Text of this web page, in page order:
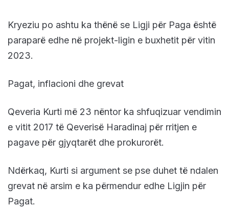
Kryeziu po ashtu ka thënë se Ligji për Paga është
paraparë edhe në projekt-ligin e buxhetit për vitin
2023.
Pagat, inflacioni dhe grevat
Qeveria Kurti më 23 nëntor ka shfuqizuar vendimin
e vitit 2017 të Qeverisë Haradinaj për rritjen e
pagave për gjyqtarët dhe prokurorët.
Ndërkaq, Kurti si argument se pse duhet të ndalen
grevat në arsim e ka përmendur edhe Ligjin për
Pagat.